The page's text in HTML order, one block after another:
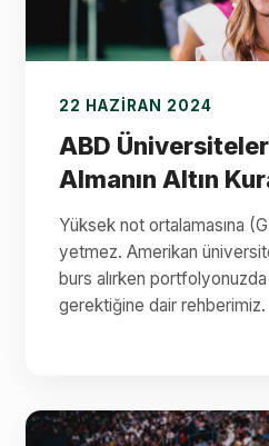
22 HAZIRAN 2024
ABD
Almanın Altın
Yüksek not ortalamasına
yetmez. Amerikan
burs alırken portfolyonuzda
gerektiğine dair rehberimiz.